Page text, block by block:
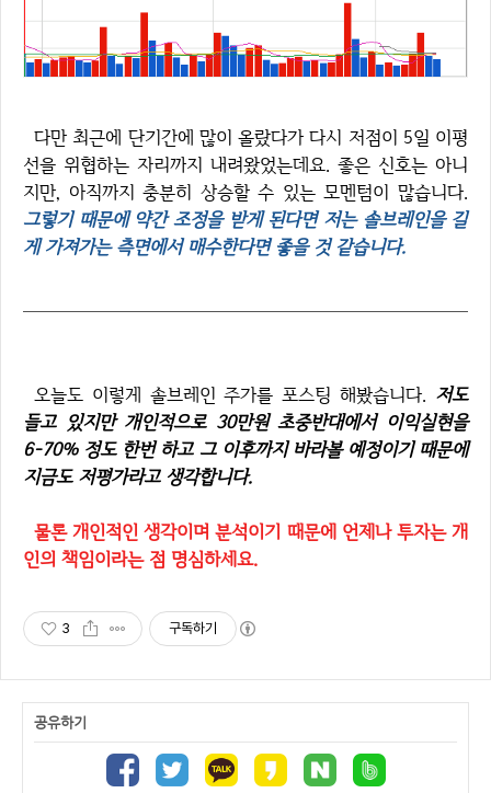
다만 최근에 단기간에 많이 올랐다가 다시 저점이 5일 이평
선을 위협하는 자리까지 내려왔었는데요. 좋은 신호는 아니
지만, 아직까지 충분히 상승할 수 있는 모멘텀이 많습니다.
그렇기 때문에 약간 조정을 받게 된다면 저는 솔브레인을 길
게 가져가는 측면에서 매수한다면 좋을 것 같습니다.
오늘도 이렇게 솔브레인 주가를 포스팅 해봤습니다. 저도
들고 있지만 개인적으로 30만원 초중반대에서 이익실현을
6-70% 정도 한번 하고 그 이후까지 바라볼 예정이기 때문에
지금도 저평가라고 생각합니다.
물론 개인적인 생각이며 분석이기 때문에 언제나 투자는 개
인의 책임이라는 점 명심하세요.
3 구독하기
공유하기